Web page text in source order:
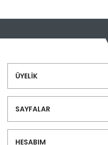
konularda yetersiz
Görüş ve önerileriniz için
Ürün bilgilerinde hatalar
Bu ürüne benzer farklı
ÜYELİK
SAYFALAR
HESABIM